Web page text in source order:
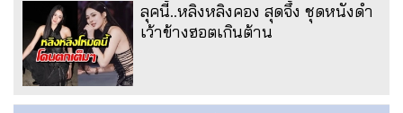
ลุคนี้..หลิงหลิงคอง สุดจึ้ง ชุดหนังดำ
เว้าข้างฮอตเกินต้าน